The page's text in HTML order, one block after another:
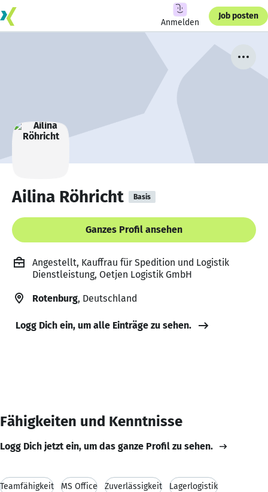
Anmelden
Job posten
Ailina Röhricht Basis
Ganzes Profil ansehen
Angestellt, Kauffrau für Spedition und Logistik
Dienstleistung, Oetjen Logistik GmbH
Rotenburg, Deutschland
Logg Dich ein, um alle Einträge zu sehen.
Fähigkeiten und Kenntnisse
Logg Dich jetzt ein, um das ganze Profil zu sehen.
Teamfähigkeit MS Office Zuverlässigkeit Lagerlogistik